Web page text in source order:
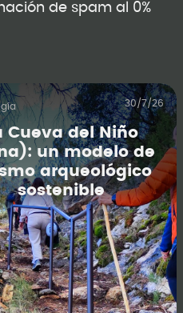
de spam al 0%
30/7/26
Cueva del Niño
un modelo de
arqueológico
sostenible